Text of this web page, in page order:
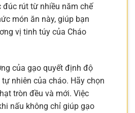
rút từ nhiều năm chế
món ăn này, giúp bạn
vị tinh túy của Cháo
của gạo quyết định độ
nhiên của cháo. Hãy chọn
tròn đều và mới. Việc
nấu không chỉ giúp gạo